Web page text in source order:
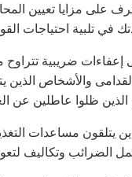
على مزايا تعيين
في تلبية احتياجات
والأشخاص الذين
الذين ظلوا عاطلين
يتلقون مساعدات
الضرائب وتكاليف